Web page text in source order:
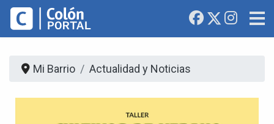
Mi Barrio Actualidad y Noticias